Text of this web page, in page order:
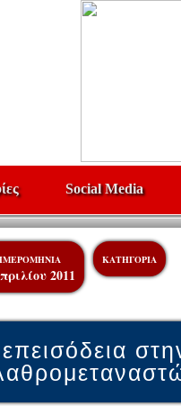
Social Media
2011
ΚΑΤΗΓΟΡΙΑ